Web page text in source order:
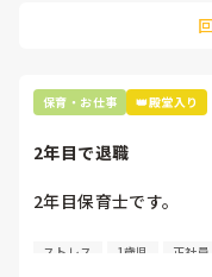
ょっちゅう鬼が出て
子がおり、1歳児担任
と、棚の上に座らせて
•言うことを聞かない
クラスに放り込まれる
•お漏らしした２歳児
•公園に遊びに行った
と言葉だけ。勿論、
保育・お仕事 👑殿堂入り
2年目で退職
2年目保育士です。
色々あって三月末で
ストレス 1歳児 正社員